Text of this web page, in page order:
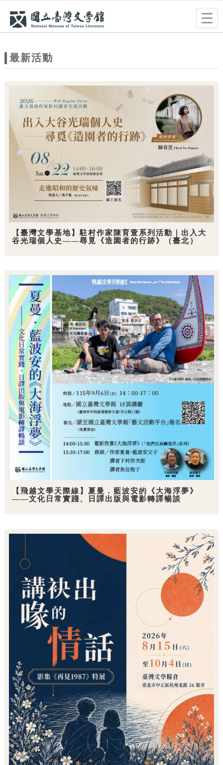
站最新活動
【臺灣文學基地】駐村作家陳育萱系列活動｜出入大
谷光瑞個人史——尋覓《造園者的行跡》（臺北）
【飛越文學天際線】夏曼．藍波安的《大海浮夢》
——文化日常實踐、日譯出版與電影轉譯暢談